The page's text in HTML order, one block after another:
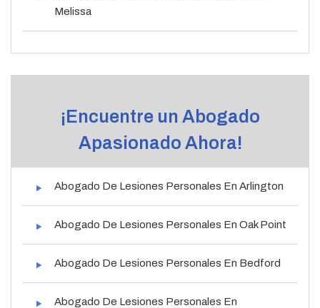
Melissa
¡Encuentre un Abogado
Apasionado Ahora!
Abogado De Lesiones Personales En Arlington
Abogado De Lesiones Personales En Oak Point
Abogado De Lesiones Personales En Bedford
Abogado De Lesiones Personales En